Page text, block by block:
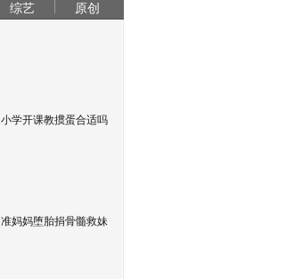
综艺 原创
小学开课教掼蛋合适吗
准妈妈堕胎捐骨髓救妹